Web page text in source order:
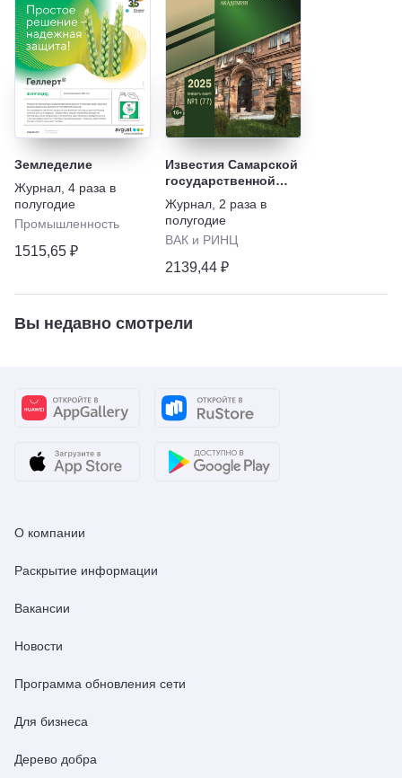
Земледелие
Журнал 4 раза в
полугодие
Промышленность
1515,65 ₽
Известия Самарской
государственной
сельскохозяйственной
академии
Журнал 2 раза в
полугодие
ВАК и РИНЦ
2139,44 ₽
Вы недавно смотрели
О компании
Раскрытие информации
Вакансии
Новости
Программа обновления сети
Для бизнеса
Дерево добра